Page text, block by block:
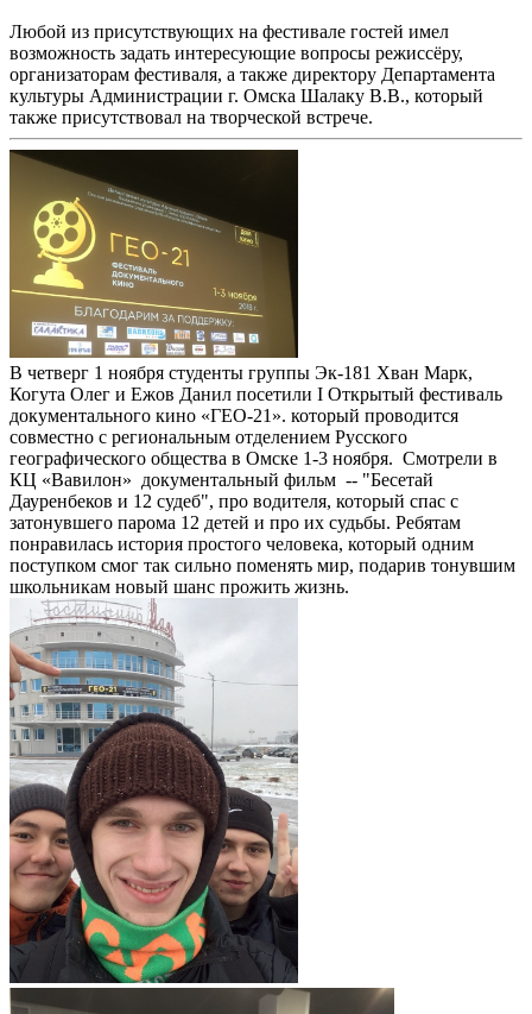
Любой из присутствующих на фестивале гостей имел
возможность задать интересующие вопросы режиссёру,
организаторам фестиваля, а также директору Департамента
культуры Администрации г. Омска Шалаку В.В., который
также присутствовал на творческой встрече.
В четверг 1 ноября студенты группы Эк-181 Хван Марк,
Когута Олег и Ежов Данил посетили I Открытый фестиваль
документального кино «ГЕО-21». который проводится
совместно с региональным отделением Русского
географического общества в Омске 1-3 ноября. Смотрели в
КЦ «Вавилон» документальный фильм -- "Бесетай
Дауренбеков и 12 судеб", про водителя, который спас с
затонувшего парома 12 детей и про их судьбы. Ребятам
понравилась история простого человека, который одним
поступком смог так сильно поменять мир, подарив тонувшим
школьникам новый шанс прожить жизнь.